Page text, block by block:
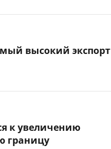
высокий экспорт
к увеличению
границу